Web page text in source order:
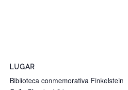
LUGAR
Biblioteca conmemorativa Finkelstein